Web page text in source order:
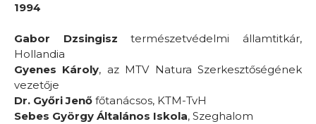
1994
Gabor Dzsingisztermészetvédelmi államtitkár,
Hollandia
Gyenes Károly, az MTV Natura Szerkesztőségének
vezetője
Dr. Győri Jenő főtanácsos, KTM-TvH
Sebes György Általános Iskola, Szeghalom